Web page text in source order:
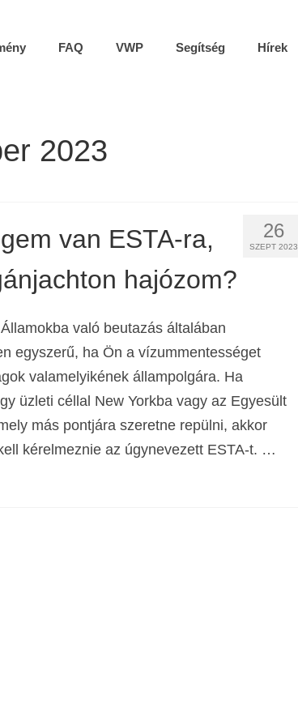
FAQ VWP Segítség Hírek
2023
26
SZEPT 2023
van ESTA-ra,
hajózom?
való beutazás általában
egyszerű, ha Ön a vízummentességet
valamelyikének állampolgára. Ha
üzleti céllal New Yorkba vagy az Egyesült
más pontjára szeretne repülni, akkor
kérelmeznie az úgynevezett ESTA-t. …